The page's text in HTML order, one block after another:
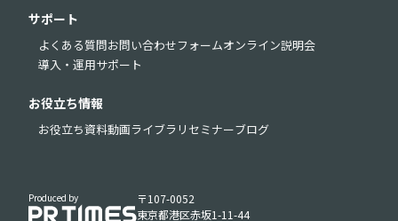
サポート
よくある質問お問い合わせフォームオンライン説明会
導入・運用サポート
お役立ち情報
お役立ち資料動画ライブラリ セミナーブログ
Produced by
〒107-0052
東京都港区赤坂1-11-44